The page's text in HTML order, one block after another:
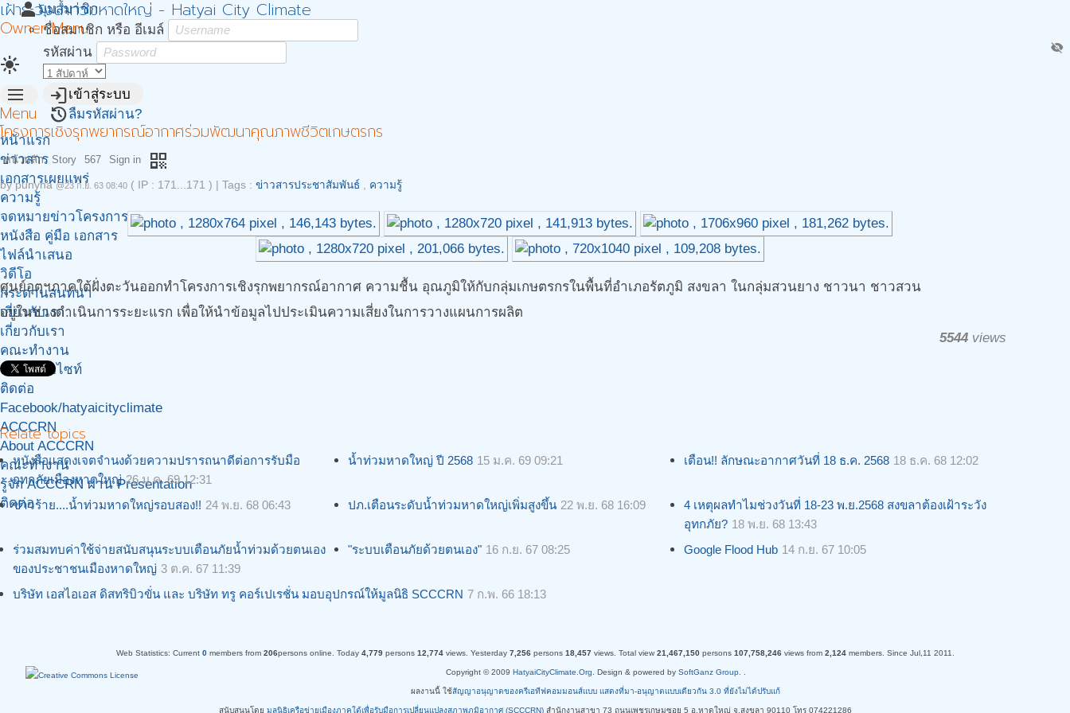
เฝ้าระวังน้ำท่วมหาดใหญ่ - Hatyai City Climate
Owner Menu
light_mode
personมุมสมาชิก
ชื่อสมาชิก หรือ อีเมล์
รหัสผ่าน
visibility_off
loginเข้าสู่ระบบ
restoreลืมรหัสผ่าน?
menu
Menu
หน้าแรก
ข่าวสาร
เอกสารเผยแพร่
ความรู้
จดหมายข่าวโครงการ
หนังสือ คู่มือ เอกสาร
ไฟล์นำเสนอ
วิดีโอ
กระดานสนทนา
เกี่ยวกับเรา.
เกี่ยวกับเรา
คณะทำงาน
แผนที่เว็บไซท์
ติดต่อ
Facebook/hatyaicityclimate
ACCCRN
About ACCCRN
คณะทำงาน
รู้จัก ACCCRN ผ่าน Presentation
ติดต่อ
โครงการเชิงรุกพยากรณ์อากาศร่วมพัฒนาคุณภาพชีวิตเกษตรกร
หน้าหลัก Story 567 Sign in qr_code
bypunyha @23 ก.ย. 63 08:40 ( IP : 171...171 ) Tags : ข่าวสารประชาสัมพันธ์ , ความรู้
ศูนย์อุตุฯภาคใต้ฝั่งตะวันออกทำโครงการเชิงรุกพยากรณ์อากาศ ความชื้น อุณภูมิให้กับกลุ่มเกษตรกรในพื้นที่อำเภอรัตภูมิ สงขลา ในกลุ่มสวนยาง ชาวนา ชาวสวน
อยู่ในช่วงดำเนินการระยะแรก เพื่อให้นำข้อมูลไปประเมินความเสี่ยงในการวางแผนการผลิต
5544 views
Relate topics
หนังสือแสดงเจตจำนงด้วยความปรารถนาดีต่อการรับมือ
อุทกภัยเมืองหาดใหญ่ 26 ม.ค. 69 12:31
น้ำท่วมหาดใหญ่ ปี 2568 15 ม.ค. 69 09:21 เตือน!! ลักษณะอากาศวันที่ 18 ธ.ค. 2568 18 ธ.ค. 68 12:02
ข่าวร้าย....น้ำท่วมหาดใหญ่รอบสอง!! 24 พ.ย. 68 06:43 ปภ.เตือนระดับน้ำท่วมหาดใหญ่เพิ่มสูงขึ้น 22 พ.ย. 68 16:09
4 เหตุผลทำไมช่วงวันที่ 18-23 พ.ย.2568 สงขลาต้องเฝ้าระวัง
อุทกภัย? 18 พ.ย. 68 13:43
ร่วมสมทบค่าใช้จ่ายสนับสนุนระบบเตือนภัยน้ำท่วมด้วยตนเอง
ของประชาชนเมืองหาดใหญ่ 3 ต.ค. 67 11:39
"ระบบเตือนภัยด้วยตนเอง" 16 ก.ย. 67 08:25 Google Flood Hub 14 ก.ย. 67 10:05
บริษัท เอสไอเอส ดิสทริบิวขั่น และ บริษัท ทรู คอร์เปเรชั่น มอบอุปกรณ์ให้มูลนิธิ SCCCRN 7 ก.พ. 66 18:13
Web Statistics: Current 0members from 206persons online. Today 4,779persons 12,774views. Yesterday 7,256persons 18,457views. Total view 21,467,150persons 107,758,246views from 2,124members. Since Jul,11 2011.
Copyright © 2009 HatyaiCityClimate.Org . Design & powered by SoftGanz Group.
ผลงานนี้ ใช้สัญญาอนุญาตของครีเอทีฟคอมมอนส์แบบ แสดงที่มา-อนุญาตแบบเดียวกัน 3.0 ที่ยังไม่ได้ปรับแก้
สนับสนุนโดย มูลนิธิเครือข่ายเมืองภาคใต้เพื่อรับมือการเปลี่ยนแปลงสภาพภูมิอากาศ (SCCCRN)สำนักงานสาขา 73 ถนนเพชรเกษมซอย 5 อ.หาดใหญ่ จ.สงขลา 90110 โทร 074221286